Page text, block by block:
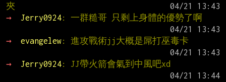
夾
→
Jerry0924: 一群糙哥 只剩上身體的優勢了啊
→
evangelew: 進攻戰術jj大概是屌打巫毒卡
→
Jerry0924: JJ帶火箭會氣到中風吧xd